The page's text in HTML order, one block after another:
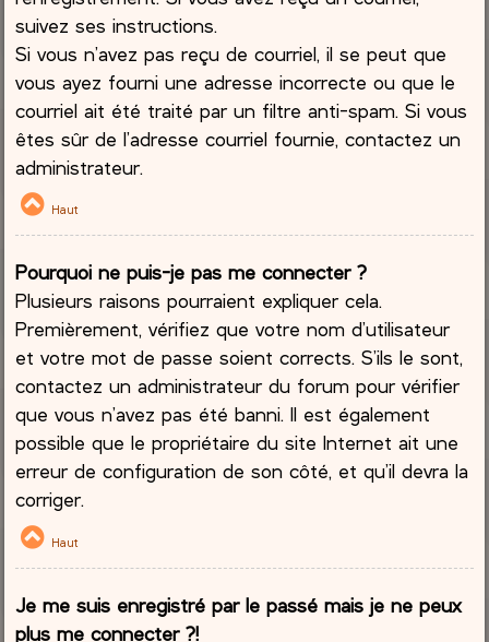
suivez ses instructions.
Si vous n’avez pas reçu de courriel, il se peut que
vous ayez fourni une adresse incorrecte ou que le
courriel ait été traité par un filtre anti-spam. Si vous
êtes sûr de l’adresse courriel fournie, contactez un
administrateur.
Haut
Pourquoi ne puis-je pas me connecter ?
Plusieurs raisons pourraient expliquer cela.
Premièrement, vérifiez que votre nom d’utilisateur
et votre mot de passe soient corrects. S’ils le sont,
contactez un administrateur du forum pour vérifier
que vous n’avez pas été banni. Il est également
possible que le propriétaire du site Internet ait une
erreur de configuration de son côté, et qu’il devra la
corriger.
Haut
Je me suis enregistré par le passé mais je ne peux
plus me connecter ?!